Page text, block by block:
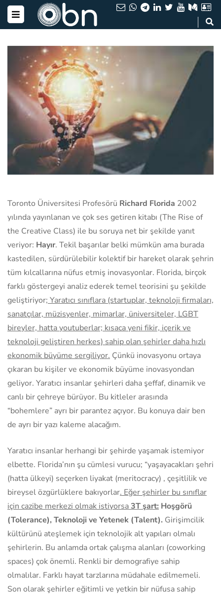
Toronto Üniversitesi Profesörü Richard Florida 2002
yılında yayınlanan ve çok ses getiren kitabı (The Rise of
the Creative Class) ile bu soruya net bir şekilde yanıt
veriyor: Hayır. Tekil başarılar belki mümkün ama burada
kastedilen, sürdürülebilir kolektif bir hareket olarak şehrin
tüm kılcallarına nüfus etmiş inovasyonlar. Florida, birçok
farklı göstergeyi analiz ederek temel teorisini şu şekilde
geliştiriyor; Yaratıcı sınıflara (startuplar, teknoloji firmaları,
sanatçılar, müzisyenler, mimarlar, üniversiteler, LGBT
bireyler, hatta youtuberlar; kısaca yeni fikir, içerik ve
teknoloji geliştiren herkes) sahip olan şehirler daha hızlı
ekonomik büyüme sergiliyor. Çünkü inovasyonu ortaya
çıkaran bu kişiler ve ekonomik büyüme inovasyondan
geliyor. Yaratıcı insanlar şehirleri daha şeffaf, dinamik ve
canlı bir çehreye bürüyor. Bu kitleler arasında
“bohemlere” ayrı bir parantez açıyor. Bu konuya dair ben
de ayrı bir yazı kaleme alacağım.
Yaratıcı insanlar herhangi bir şehirde yaşamak istemiyor
elbette. Florida’nın şu cümlesi vurucu; “yaşayacakları şehri
(hatta ülkeyi) seçerken liyakat (meritocracy) , çeşitlilik ve
bireysel özgürlüklere bakıyorlar. Eğer şehirler bu sınıflar
için cazibe merkezi olmak istiyorsa3T şart: Hoşgörü
(Tolerance), Teknoloji ve Yetenek (Talent). Girişimcilik
kültürünü ateşlemek için teknolojik alt yapıları olmalı
şehirlerin. Bu anlamda ortak çalışma alanları (coworking
spaces) çok önemli. Renkli bir demografiye sahip
olmalılar. Farklı hayat tarzlarına müdahale edilmemeli.
Son olarak şehirler eğitimli ve yetkin bir nüfusa sahip